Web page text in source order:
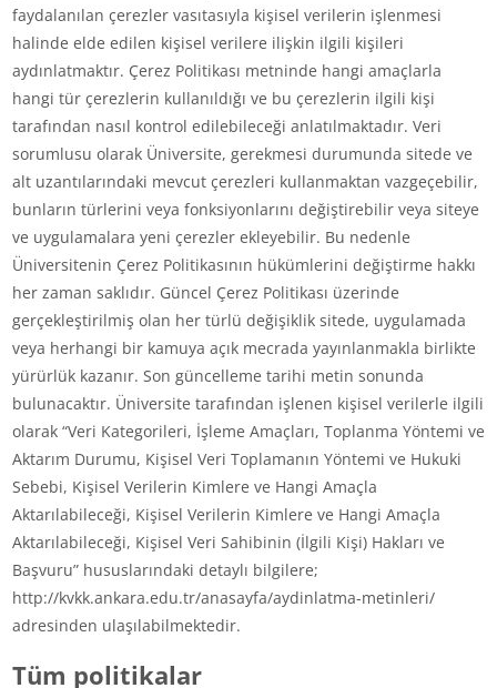
faydalanılan çerezler vasıtasıyla kişisel verilerin işlenmesi
halinde elde edilen kişisel verilere ilişkin ilgili kişileri
aydınlatmaktır. Çerez Politikası metninde hangi amaçlarla
hangi tür çerezlerin kullanıldığı ve bu çerezlerin ilgili kişi
tarafından nasıl kontrol edilebileceği anlatılmaktadır. Veri
sorumlusu olarak Üniversite, gerekmesi durumunda sitede ve
alt uzantılarındaki mevcut çerezleri kullanmaktan vazgeçebilir,
bunların türlerini veya fonksiyonlarını değiştirebilir veya siteye
ve uygulamalara yeni çerezler ekleyebilir. Bu nedenle
Üniversitenin Çerez Politikasının hükümlerini değiştirme hakkı
her zaman saklıdır. Güncel Çerez Politikası üzerinde
gerçekleştirilmiş olan her türlü değişiklik sitede, uygulamada
veya herhangi bir kamuya açık mecrada yayınlanmakla birlikte
yürürlük kazanır. Son güncelleme tarihi metin sonunda
bulunacaktır. Üniversite tarafından işlenen kişisel verilerle ilgili
olarak “Veri Kategorileri, İşleme Amaçları, Toplanma Yöntemi ve
Aktarım Durumu, Kişisel Veri Toplamanın Yöntemi ve Hukuki
Sebebi, Kişisel Verilerin Kimlere ve Hangi Amaçla
Aktarılabileceği, Kişisel Verilerin Kimlere ve Hangi Amaçla
Aktarılabileceği, Kişisel Veri Sahibinin (İlgili Kişi) Hakları ve
Başvuru” hususlarındaki detaylı bilgilere;
http://kvkk.ankara.edu.tr/anasayfa/aydinlatma-metinleri/
adresinden ulaşılabilmektedir.
Tüm politikalar